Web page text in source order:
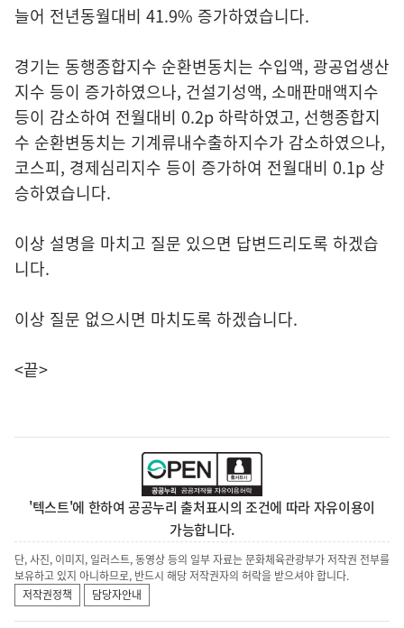
늘어 전년동월대비 41.9% 증가하였습니다.
경기는 동행종합지수 순환변동치는 수입액, 광공업생산
지수 등이 증가하였으나, 건설기성액, 소매판매액지수
등이 감소하여 전월대비 0.2p 하락하였고, 선행종합지
수 순환변동치는 기계류내수출하지수가 감소하였으나,
코스피, 경제심리지수 등이 증가하여 전월대비 0.1p 상
승하였습니다.
이상 설명을 마치고 질문 있으면 답변드리도록 하겠습
니다.
이상 질문 없으시면 마치도록 하겠습니다.
<끝>
'텍스트'에 한하여 공공누리 출처표시의 조건에 따라 자유이용이
가능합니다.
단, 사진, 이미지, 일러스트, 동영상 등의 일부 자료는 문화체육관광부가 저작권 전부를
보유하고 있지 아니하므로, 반드시 해당 저작권자의 허락을 받으셔야 합니다.
저작권정책
담당자안내